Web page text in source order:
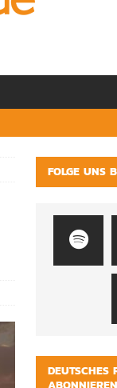
FOLGE UNS
DEUTSCHES